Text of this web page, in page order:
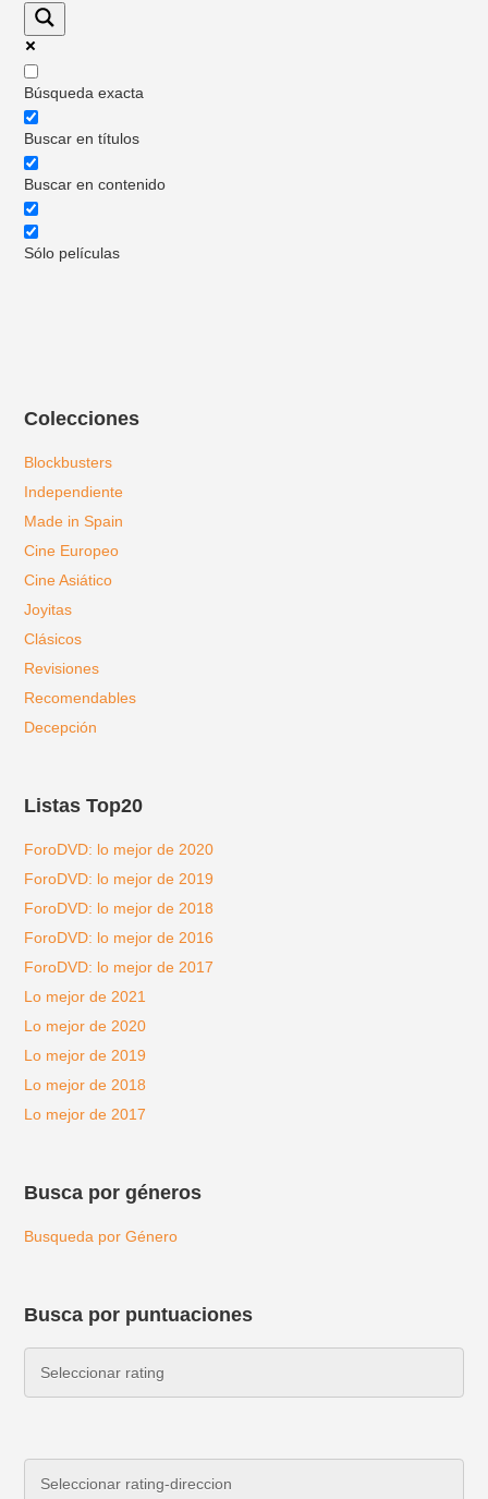
Búsqueda exacta
Buscar en títulos
Buscar en contenido
Sólo películas
Colecciones
Blockbusters
Independiente
Made in Spain
Cine Europeo
Cine Asiático
Joyitas
Clásicos
Revisiones
Recomendables
Decepción
Listas Top20
ForoDVD: lo mejor de 2020
ForoDVD: lo mejor de 2019
ForoDVD: lo mejor de 2018
ForoDVD: lo mejor de 2016
ForoDVD: lo mejor de 2017
Lo mejor de 2021
Lo mejor de 2020
Lo mejor de 2019
Lo mejor de 2018
Lo mejor de 2017
Busca por géneros
Busqueda por Género
Busca por puntuaciones